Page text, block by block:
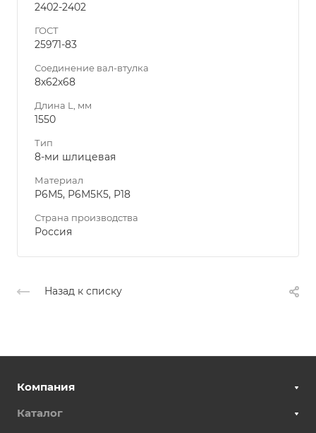
2402-2402
ГОСТ
25971-83
Соединение вал-втулка
8х62х68
Длина L, мм
1550
Тип
8-ми шлицевая
Материал
Р6М5, Р6М5К5, Р18
Страна производства
Россия
Назад к списку
Компания
Каталог